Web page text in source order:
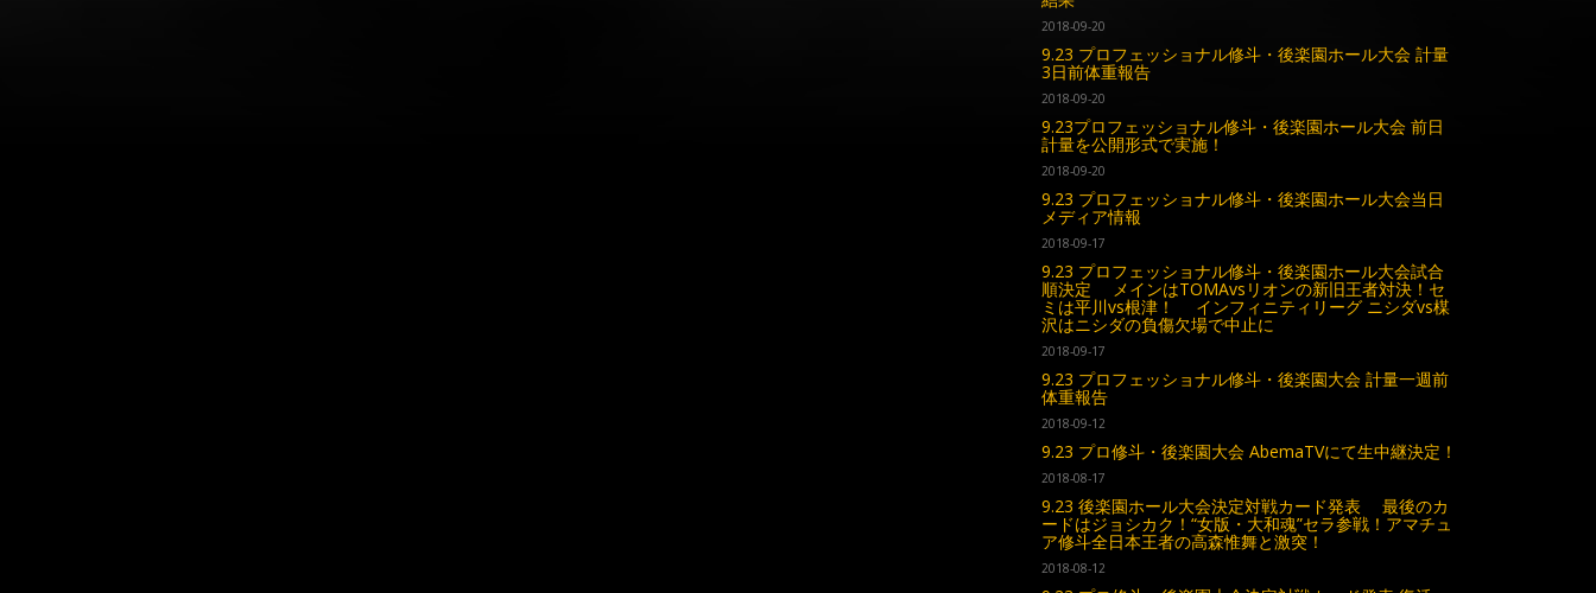
2018-09-20
9.23 プロフェッショナル修斗・後楽園ホール大会 計量
3日前体重報告
2018-09-20
9.23プロフェッショナル修斗・後楽園ホール大会 前日
計量を公開形式で実施！
2018-09-20
9.23 プロフェッショナル修斗・後楽園ホール大会当日
メディア情報
2018-09-17
9.23 プロフェッショナル修斗・後楽園ホール大会試合
順決定 メインはTOMAvsリオンの新旧王者対決！セ
ミは平川vs根津！ インフィニティリーグ ニシダvs楳
沢はニシダの負傷欠場で中止に
2018-09-17
9.23 プロフェッショナル修斗・後楽園大会 計量一週前
体重報告
2018-09-12
9.23 プロ修斗・後楽園大会 AbemaTVにて生中継決定！
2018-08-17
9.23 後楽園ホール大会決定対戦カード発表 最後のカ
ードはジョシカク！“女版・大和魂”セラ参戦！アマチュ
ア修斗全日本王者の高森惟舞と激突！
2018-08-12